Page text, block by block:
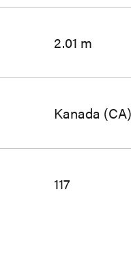
2.01 m
Kanada (CA)
117